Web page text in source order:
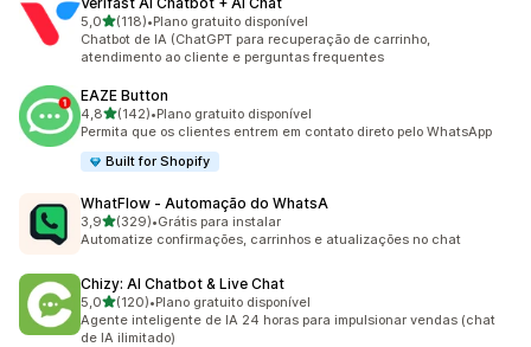
5,0de 5 estrelas
(118)
118 avaliações ao todo
•Plano gratuito disponível
Chatbot de IA (ChatGPT para recuperação de carrinho,
atendimento ao cliente e perguntas frequentes
EAZE Button
4,8de 5 estrelas
(142)
142 avaliações ao todo
•Plano gratuito disponível
Permita que os clientes entrem em contato direto pelo WhatsApp
Built for Shopify
WhatFlow ‑ Automação do WhatsA
3,9de 5 estrelas
(329)
329 avaliações ao todo
•Grátis para instalar
Automatize confirmações, carrinhos e atualizações no chat
Chizy: AI Chatbot & Live Chat
5,0de 5 estrelas
(120)
120 avaliações ao todo
•Plano gratuito disponível
Agente inteligente de IA 24 horas para impulsionar vendas (chat
de IA ilimitado)